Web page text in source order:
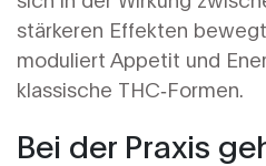
stärkeren Effekten
moduliert Appetit und
klassische THC‑Formen.
Bei der Praxis